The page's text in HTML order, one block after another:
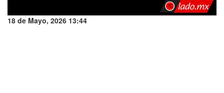
18 de Mayo, 2026 13:44